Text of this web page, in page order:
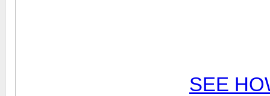
SEE